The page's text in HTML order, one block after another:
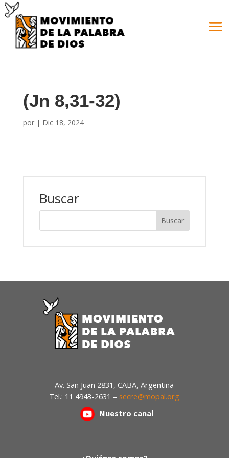
(Jn 8,31-32)
por | Dic 18, 2024
Buscar
Av. San Juan 2831, CABA, Argentina
Tel.: 11 4943-2631 – secre@mopal.org
Nuestro canal